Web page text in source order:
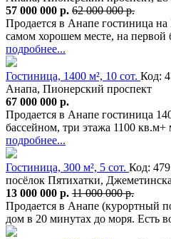
57 000 000 р. 62 000 000 р.
Продается в Анапе гостиница
самом хорошем месте, на первой
подробнее...
Гостиница, 1400 м², 10 сот. Код:
Анапа, Пионерский проспект
67 000 000 р.
Продается в Анапе гостиница
бассейном, три этажа 1100 кв.м+
подробнее...
Гостиница, 300 м², 5 сот. Код:
посёлок Пятихатки,
13 000 000 р. 11 000 000 р.
Продается в Анапе (курортный
дом в 20 минутах до моря. Есть